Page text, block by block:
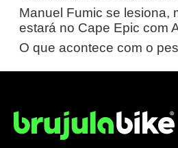
Manuel Fumic se lesiona,
estará no Cape Epic com
O que acontece com o